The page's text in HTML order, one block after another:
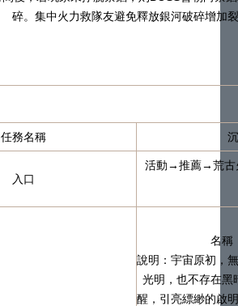
碎。集中火力救隊友避免釋放銀河破碎增加
任務名稱
入口
活動→推薦→荒
名稱
說明：宇宙原初，
光明，也不存在黑
醒，引亮縹緲的啟